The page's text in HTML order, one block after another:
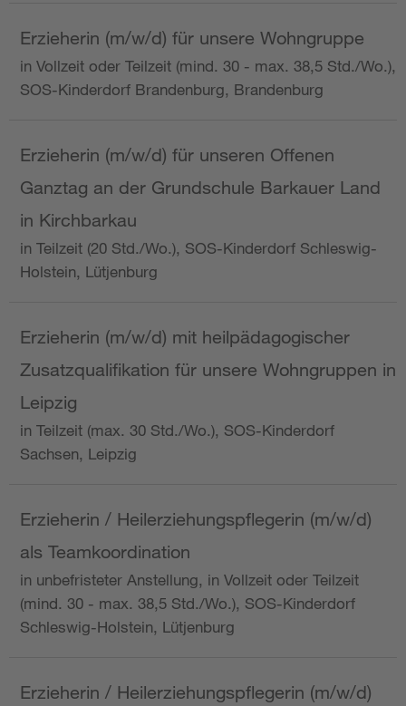
Erzieherin (m/w/d) für unsere Wohngruppe
in Vollzeit oder Teilzeit (mind. 30 - max. 38,5 Std./Wo.),
SOS-Kinderdorf Brandenburg, Brandenburg
Erzieherin (m/w/d) für unseren Offenen
Ganztag an der Grundschule Barkauer Land
in Kirchbarkau
in Teilzeit (20 Std./Wo.), SOS-Kinderdorf Schleswig-
Holstein, Lütjenburg
Erzieherin (m/w/d) mit heilpädagogischer
Zusatzqualifikation für unsere Wohngruppen in
Leipzig
in Teilzeit (max. 30 Std./Wo.), SOS-Kinderdorf
Sachsen, Leipzig
Erzieherin / Heilerziehungspflegerin (m/w/d)
als Teamkoordination
in unbefristeter Anstellung, in Vollzeit oder Teilzeit
(mind. 30 - max. 38,5 Std./Wo.), SOS-Kinderdorf
Schleswig-Holstein, Lütjenburg
Erzieherin / Heilerziehungspflegerin (m/w/d)